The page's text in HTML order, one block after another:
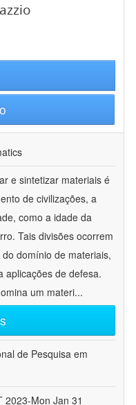
e sintetizar materiais é
de civilizações, a
como a idade da
Tais divisões ocorrem
domínio de materiais,
aplicações de defesa.
um materi...
de Pesquisa em
2023-Mon Jan 31